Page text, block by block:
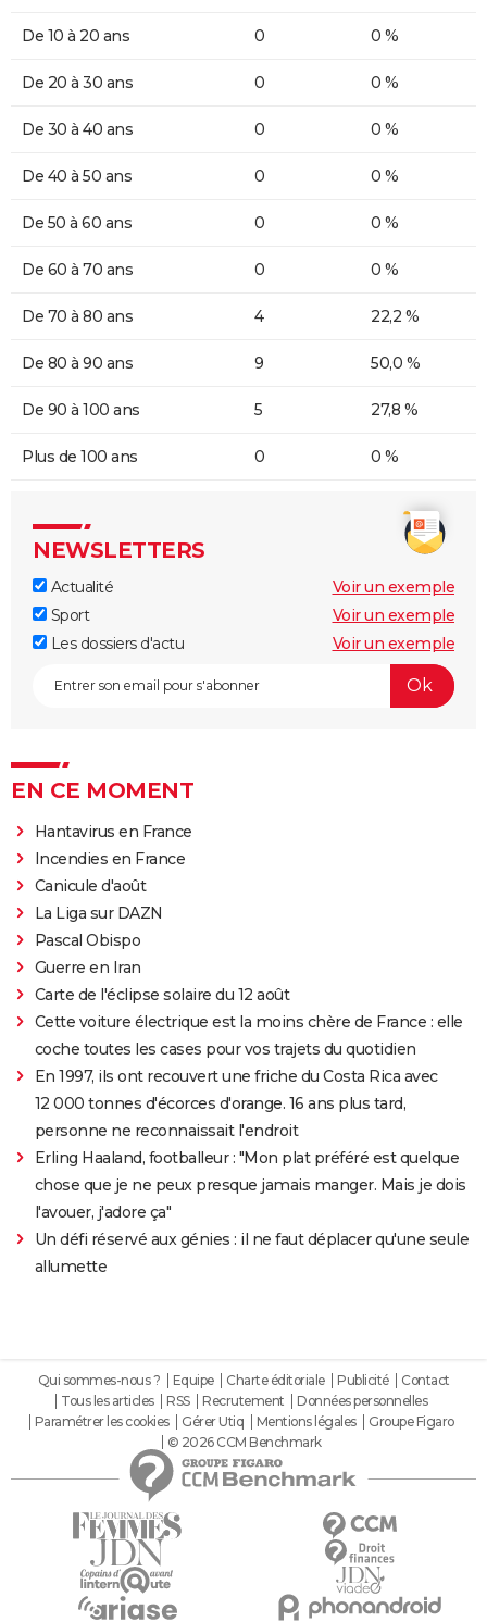
De 10 à 20 ans 0 0 %
De 20 à 30 ans 0 0 %
De 30 à 40 ans 0 0 %
De 40 à 50 ans 0 0 %
De 50 à 60 ans 0 0 %
De 60 à 70 ans 0 0 %
De 70 à 80 ans 4 22,2 %
De 80 à 90 ans 9 50,0 %
De 90 à 100 ans 5 27,8 %
Plus de 100 ans 0 0 %
NEWSLETTERS
Actualité
Voir un exemple
Sport
Voir un exemple
Les dossiers d'actu
Voir un exemple
EN CE MOMENT
Hantavirus en France
Incendies en France
Canicule d'août
La Liga sur DAZN
Pascal Obispo
Guerre en Iran
Carte de l'éclipse solaire du 12 août
Cette voiture électrique est la moins chère de France : elle
coche toutes les cases pour vos trajets du quotidien
En 1997, ils ont recouvert une friche du Costa Rica avec
12 000 tonnes d'écorces d'orange. 16 ans plus tard,
personne ne reconnaissait l'endroit
Erling Haaland, footballeur : "Mon plat préféré est quelque
chose que je ne peux presque jamais manger. Mais je dois
l'avouer, j'adore ça"
Un défi réservé aux génies : il ne faut déplacer qu'une seule
allumette
Qui sommes-nous ? Equipe Charte éditoriale Publicité
Contact
Tous les articles
RSS Recrutement
Données personnelles
Paramétrer les cookies
Gérer Utiq Mentions légales
Groupe Figaro
© 2026 CCM Benchmark